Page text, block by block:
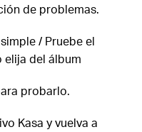
de problemas.
/ Pruebe el
elija del álbum
probarlo.
Kasa y vuelva a